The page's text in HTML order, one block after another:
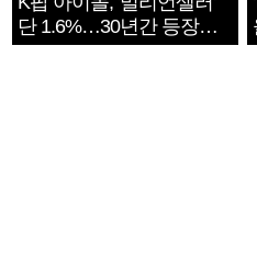
단 1.6%…30년간 등장
1182개팀 전수조사